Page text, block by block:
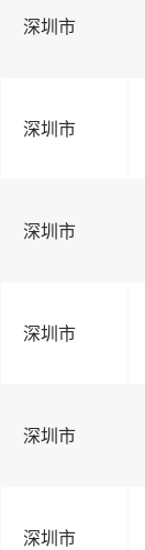
深圳市
深圳市
深圳市
深圳市
深圳市
深圳市